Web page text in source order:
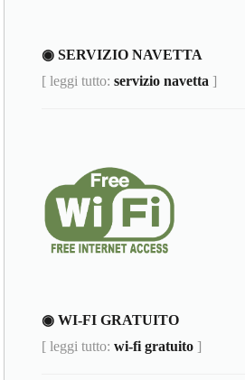
◉ SERVIZIO NAVETTA
[ leggi tutto:servizio navetta ]
◉ WI-FI GRATUITO
[ leggi tutto:wi-fi gratuito ]